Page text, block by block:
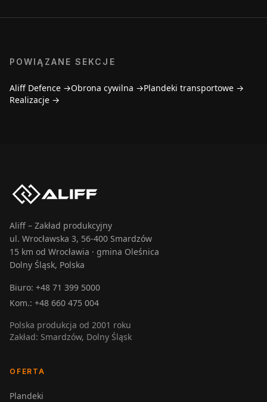
POWIĄZANE SEKCJE
Aliff Defence →Obrona cywilna →Plandeki transportowe →
Realizacje →
Aliff – Zakład produkcyjny
ul. Wrocławska 3, 56-400 Smardzów
15 km od Wrocławia · gmina Oleśnica
Dolny Śląsk, Polska
Biuro: +48 71 399 5000
Kom.: +48 660 475 004
Polska produkcja od 2001 roku
Zakład: Smardzów, Dolny Śląsk
OFERTA
Plandeki